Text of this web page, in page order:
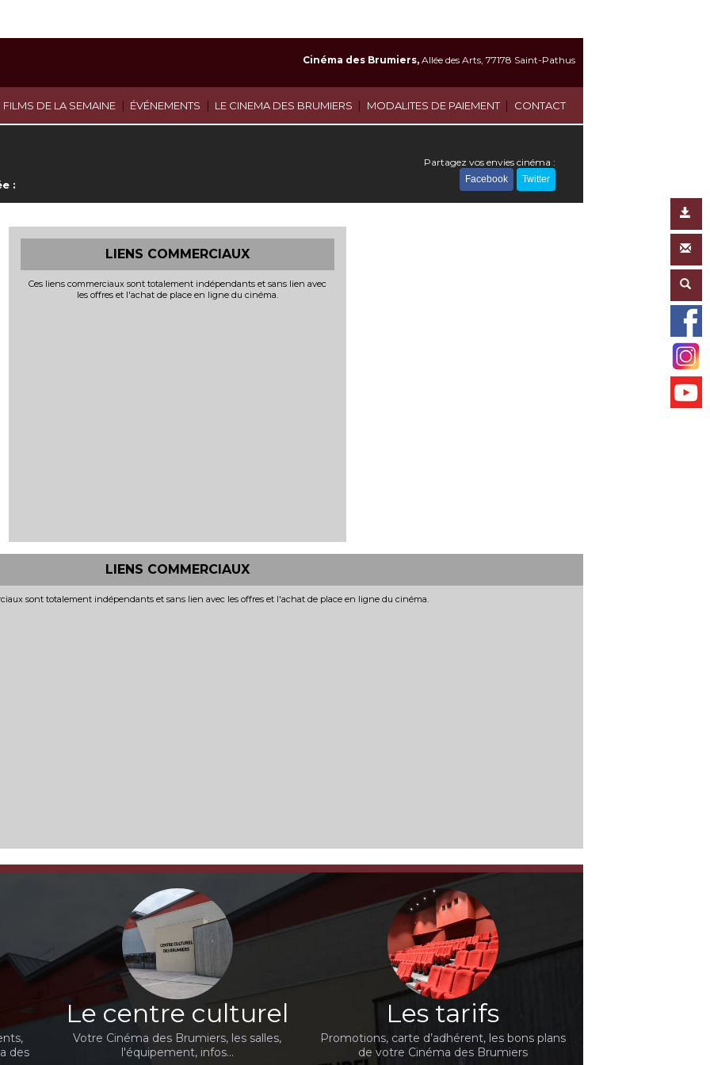
DE LA SEMAINE | ÉVÉNEMENTS | LE CINEMA DES BRUMIERS | MODALITES DE PAIEMENT | CONTACT
Cinéma des Brumiers, Allée des Arts, 77178 Saint-Pathus
:
Partagez vos envies cinéma :
Facebook Twitter
LIENS COMMERCIAUX
Ces liens commerciaux sont totalement indépendants et sans lien avec
les offres et l'achat de place en ligne du cinéma.
LIENS COMMERCIAUX
sont totalement indépendants et sans lien avec les offres et l'achat de place en ligne du cinéma.
des
Le centre culturel
Votre Cinéma des Brumiers, les salles,
l'équipement, infos...
Les tarifs
Promotions, carte d’adhérent, les bons plans
de votre Cinéma des Brumiers